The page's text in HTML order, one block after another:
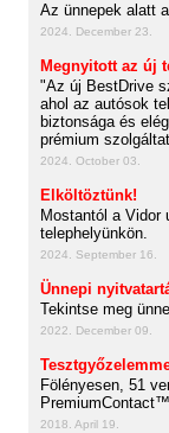
Az ünnepek alatt
2024. December 23.
Megnyitott az új
"Az új BestDrive
ahol az autósok
biztonsága és
prémium
2024. October 03.
Elköltöztünk!
Mostantól a
telephelyünkön.
2024. September 16.
Ünnepi
Tekintse meg
2022. December 09.
Fölényesen, 51
2018. April 19.